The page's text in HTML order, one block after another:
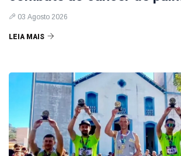
03 Agosto 2026
LEIA MAIS